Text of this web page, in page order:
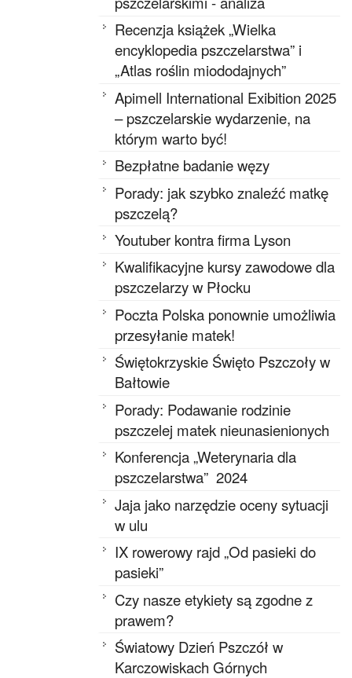
Recenzja książek „Wielka
encyklopedia pszczelarstwa” i
„Atlas roślin miododajnych”
Apimell International Exibition 2025
– pszczelarskie wydarzenie, na
którym warto być!
Bezpłatne badanie węzy
Porady: jak szybko znaleźć matkę
pszczelą?
Youtuber kontra firma Lyson
Kwalifikacyjne kursy zawodowe dla
pszczelarzy w Płocku
Poczta Polska ponownie umożliwia
przesyłanie matek!
Świętokrzyskie Święto Pszczoły w
Bałtowie
Porady: Podawanie rodzinie
pszczelej matek nieunasienionych
Konferencja „Weterynaria dla
pszczelarstwa” 2024
Jaja jako narzędzie oceny sytuacji
w ulu
IX rowerowy rajd „Od pasieki do
pasieki”
Czy nasze etykiety są zgodne z
prawem?
Światowy Dzień Pszczół w
Karczowiskach Górnych